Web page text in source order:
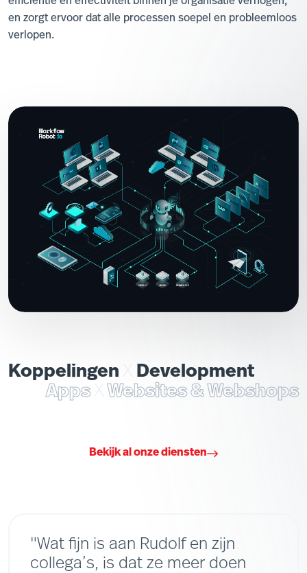
en zorgt ervoor dat alle processen soepel en probleemloos
verlopen.
Koppelingen X Development
Apps X Websites & Webshops
Bekijk al onze diensten
"Wat fijn is aan Rudolf en zijn
collega’s, is dat ze meer doen